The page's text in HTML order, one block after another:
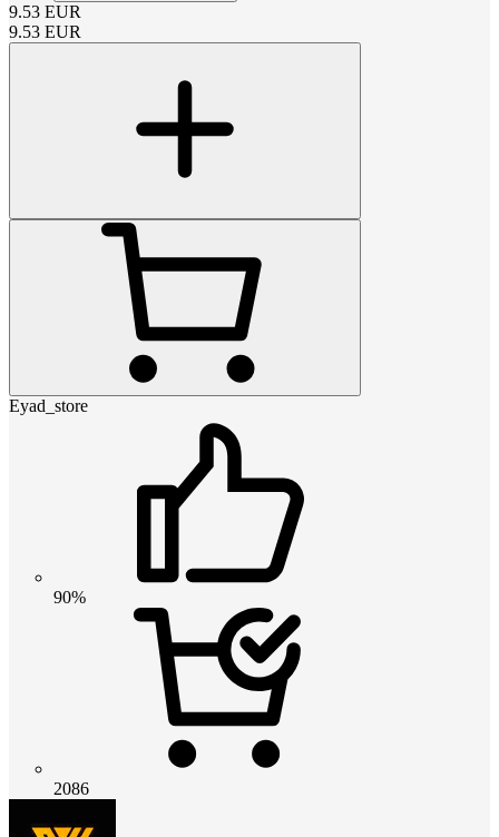
9.53 EUR
9.53 EUR
Eyad_store
90%
2086